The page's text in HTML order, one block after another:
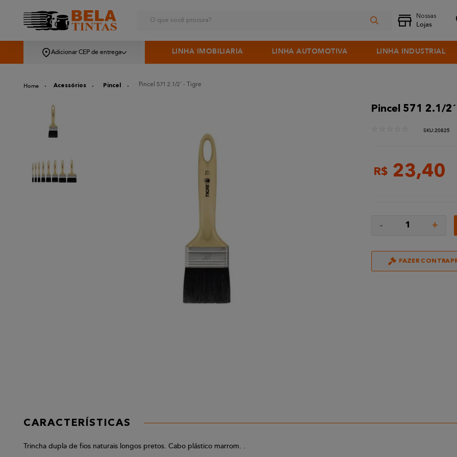
Adicionar CEP de entrega LINHA IMOBILIARIA LINHA AUTOMOTIVA LINHA INDUSTRIAL
Acessórios Pincel Pincel 571 2.1/2´ - Tigre
Pincel 571 2.1/
:20825
R$ 23,40
- 1 +
FAZER
CARACTERÍSTICAS
Trincha dupla de fios naturais longos pretos. Cabo plástico marrom. .